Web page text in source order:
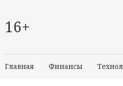
16+
Главная Финансы